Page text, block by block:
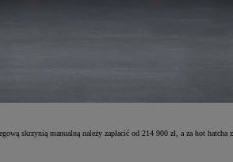
skrzynią manualną należy zapłacić od 214 900 zł, a za hot